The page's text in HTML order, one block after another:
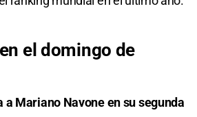
el domingo de
a Mariano Navone en su segunda